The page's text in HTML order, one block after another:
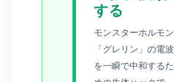
する
モンスターホルモン
「グレリン」の電波
を一瞬で中和するた